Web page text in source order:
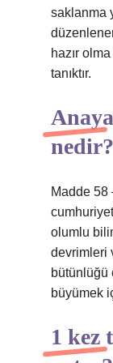
saklanma
hazır
tanıktır.
nedir?
Madde 58
olumlu
devrimleri
bütünlüğü
büyümek
1 kez